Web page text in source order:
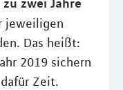
jeweiligen
Das heißt:
2019 sichern
Zeit.